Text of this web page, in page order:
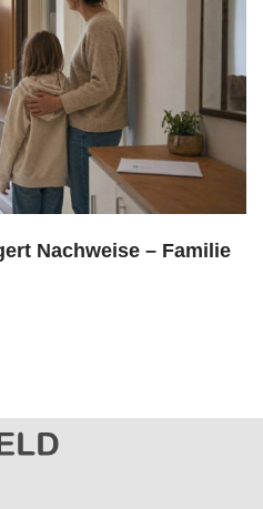
Nachweise – Familie